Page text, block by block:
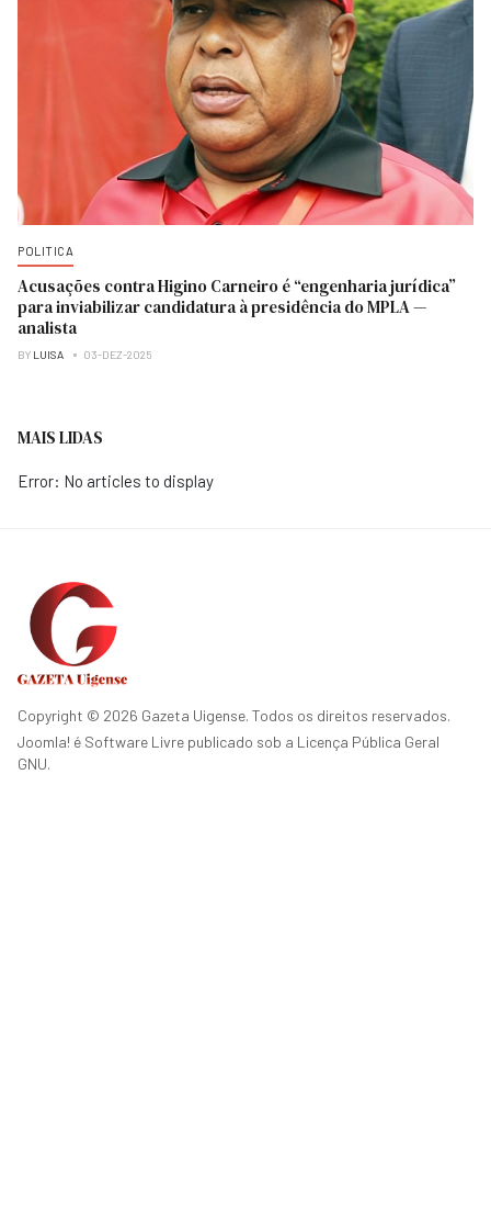
POLITICA
Acusações contra Higino Carneiro é “engenharia jurídica”
para inviabilizar candidatura à presidência do MPLA —
analista
BY LUISA 03-DEZ-2025
MAIS LIDAS
Error: No articles to display
Copyright © 2026 Gazeta Uigense. Todos os direitos reservados.
Joomla! é Software Livre publicado sob a Licença Pública Geral
GNU.